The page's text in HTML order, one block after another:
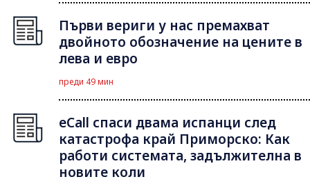
Първи вериги у нас премахват
двойното обозначение на цените в
лева и евро
преди 49 мин
eCall спаси двама испанци след
катастрофа край Приморско: Как
работи системата, задължителна в
новите коли